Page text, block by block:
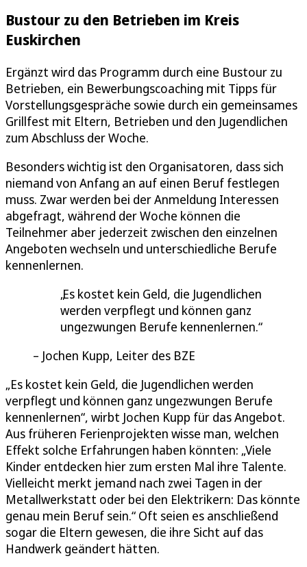
Bustour zu den Betrieben im Kreis
Euskirchen
Ergänzt wird das Programm durch eine Bustour zu
Betrieben, ein Bewerbungscoaching mit Tipps für
Vorstellungsgespräche sowie durch ein gemeinsames
Grillfest mit Eltern, Betrieben und den Jugendlichen
zum Abschluss der Woche.
Besonders wichtig ist den Organisatoren, dass sich
niemand von Anfang an auf einen Beruf festlegen
muss. Zwar werden bei der Anmeldung Interessen
abgefragt, während der Woche können die
Teilnehmer aber jederzeit zwischen den einzelnen
Angeboten wechseln und unterschiedliche Berufe
kennenlernen.
Es kostet kein Geld, die Jugendlichen
werden verpflegt und können ganz
ungezwungen Berufe kennenlernen.
Jochen Kupp, Leiter des BZE
„Es kostet kein Geld, die Jugendlichen werden
verpflegt und können ganz ungezwungen Berufe
kennenlernen“, wirbt Jochen Kupp für das Angebot.
Aus früheren Ferienprojekten wisse man, welchen
Effekt solche Erfahrungen haben könnten: „Viele
Kinder entdecken hier zum ersten Mal ihre Talente.
Vielleicht merkt jemand nach zwei Tagen in der
Metallwerkstatt oder bei den Elektrikern: Das könnte
genau mein Beruf sein.“ Oft seien es anschließend
sogar die Eltern gewesen, die ihre Sicht auf das
Handwerk geändert hätten.